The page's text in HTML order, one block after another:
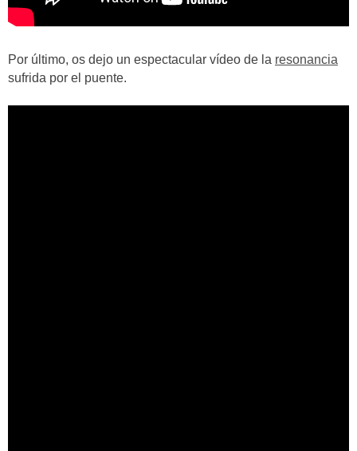
Por último, os dejo un espectacular vídeo de la resonancia
sufrida por el puente.